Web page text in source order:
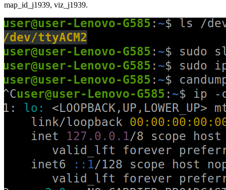
map_id_j1939, viz_j1939.